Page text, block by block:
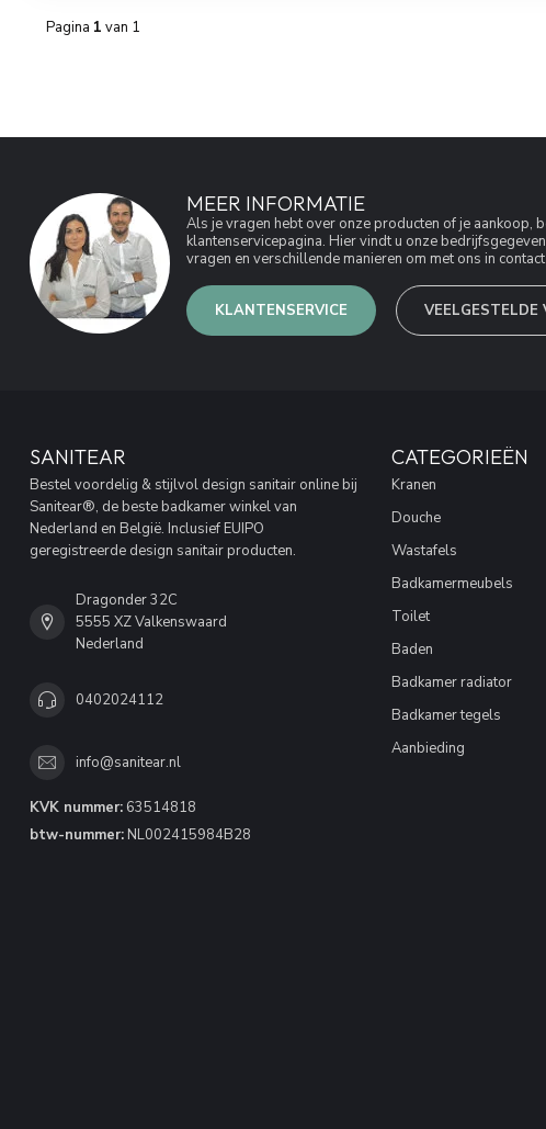
Pagina 1 van 1
MEER INFORMATIE
Als je vragen hebt over onze producten of je aankoop,
klantenservicepagina. Hier vindt u onze
vragen en verschillende manieren om met ons in
KLANTENSERVICE VEELGESTELDE
SANITEAR
Bestel voordelig & stijlvol design sanitair online bij
Sanitear®, de beste badkamer winkel van
Nederland en België. Inclusief EUIPO
geregistreerde design sanitair producten.
Dragonder 32C
5555 XZ Valkenswaard
Nederland
0402024112
info@sanitear.nl
KVK nummer: 63514818
btw-nummer: NL002415984B28
CATEGORIEËN
Kranen
Douche
Wastafels
Badkamermeubels
Toilet
Baden
Badkamer radiator
Badkamer tegels
Aanbieding